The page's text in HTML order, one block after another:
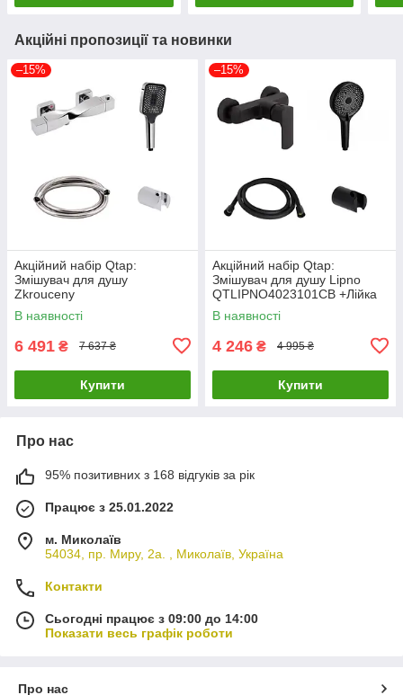
Акційні пропозиції та новинки
–15%
Акційний набір Qtap:
Змішувач для душу
Zkrouceny
QTZKR40T105C+Лійка Rucni
QTRUC125CRM45954+Шланг
QTHADPVC160C+Тримач
В наявності
6 491 ₴ 7 637 ₴
Купити
–15%
Акційний набір Qtap:
Змішувач для душу Lipno
QTLIPNO4023101CB +Лійка
Rucni
QTRUC125BLM45953+Шланг
Hadice QTHADPVCSQ160B +
Тримач
В наявності
4 246 ₴ 4 995 ₴
Купити
Про нас
95% позитивних з 168 відгуків за рік
Працює з 25.01.2022
м. Миколаїв
54034, пр. Миру, 2а. , Миколаїв, Україна
Контакти
Сьогодні працює з 09:00 до 14:00
Показати весь графік роботи
Про нас